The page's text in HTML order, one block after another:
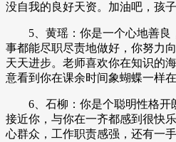
没自我的良好天资。加油吧，孩子
5、黄瑶：你是一个心地善良
事都能尽职尽责地做好，你努力
天天进步。老师喜欢你在知识的
意看到你在课余时间象蝴蝶一样
6、石柳：你是个聪明性格开
接近你，与你在一齐都感到很快
心群众，工作职责感强，还有一